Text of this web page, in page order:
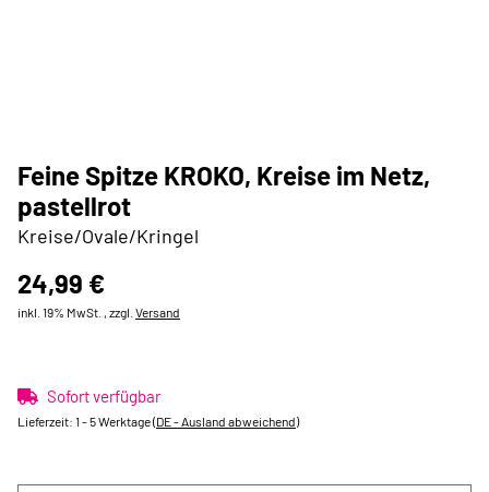
Feine Spitze KROKO, Kreise im Netz,
pastellrot
Kreise/Ovale/Kringel
24,99 €
inkl. 19% MwSt. , zzgl. Versand
Sofort verfügbar
Lieferzeit: 1 - 5 Werktage(DE - Ausland abweichend)